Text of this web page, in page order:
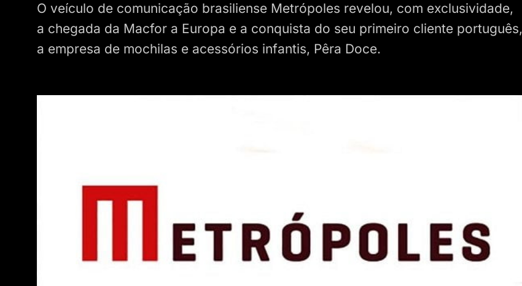
O veículo de comunicação brasiliense Metrópoles revelou, com exclusividade,
a chegada da Macfor a Europa e a conquista do seu primeiro cliente português,
a empresa de mochilas e acessórios infantis, Pêra Doce.